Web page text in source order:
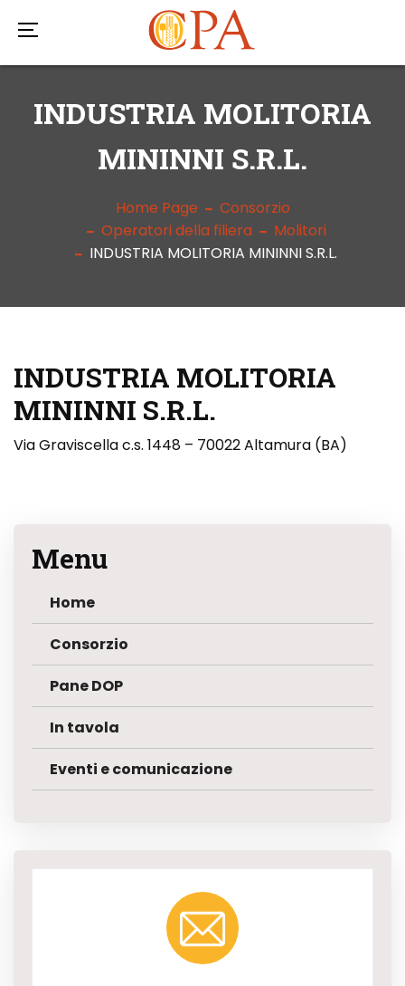
INDUSTRIA MOLITORIA
MININNI S.R.L.
Home Page
Consorzio
Operatori della filiera
Molitori
INDUSTRIA MOLITORIA MININNI S.R.L.
INDUSTRIA MOLITORIA
MININNI S.R.L.
Via Graviscella c.s. 1448 – 70022 Altamura (BA)
Menu
Home
Consorzio
Pane DOP
In tavola
Eventi e comunicazione